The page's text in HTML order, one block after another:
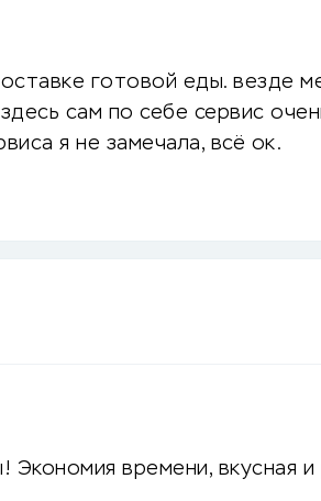
готовой еды. везде
сам по себе сервис
я не замечала, всё ок.
времени, вкусная